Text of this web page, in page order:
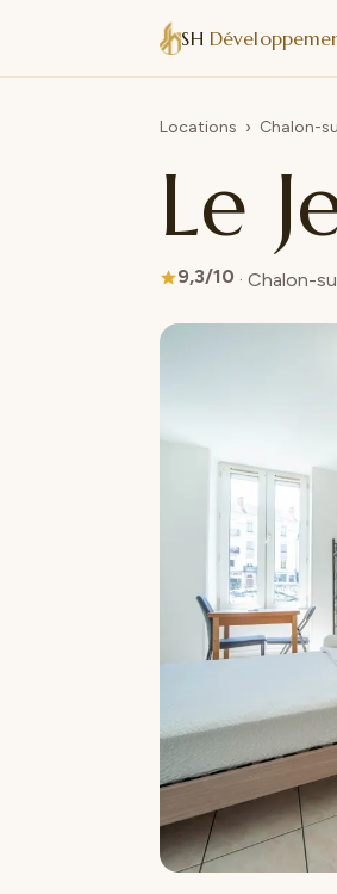
SH
Locations › Chalon-
Le
9,3/10 · Chalon-